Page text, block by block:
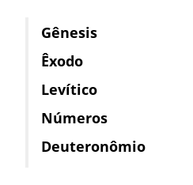
Gênesis
Êxodo
Levítico
Números
Deuteronômio